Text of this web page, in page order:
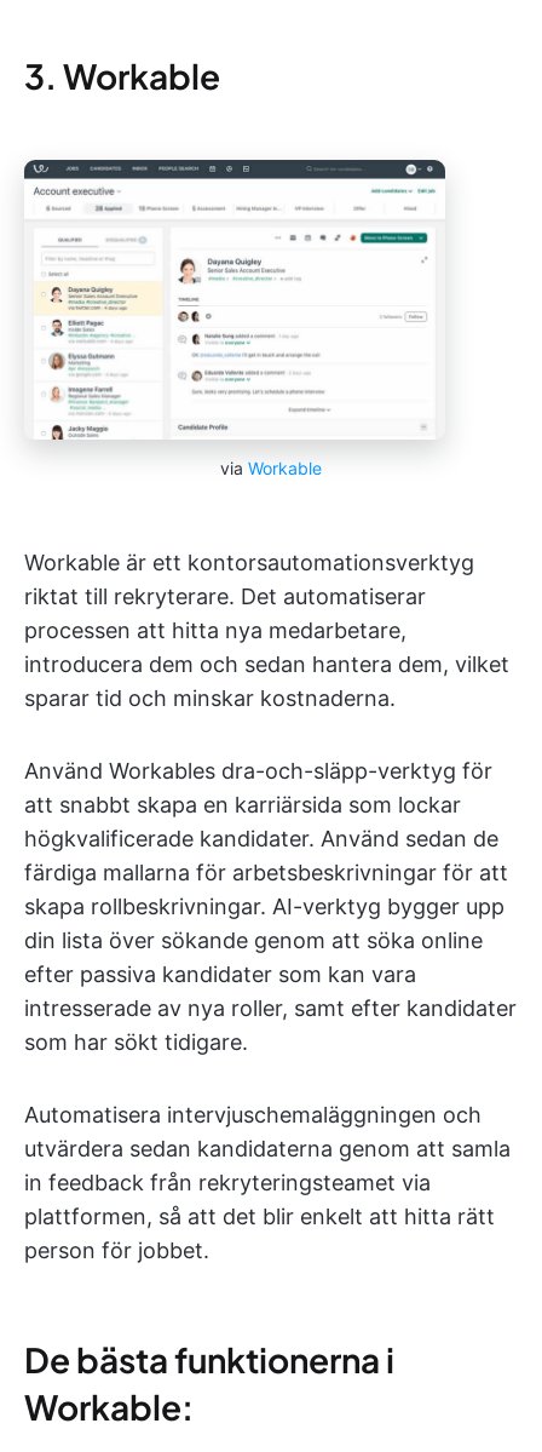
3. Workable
via Workable
Workable är ett kontorsautomationsverktyg
riktat till rekryterare. Det automatiserar
processen att hitta nya medarbetare,
introducera dem och sedan hantera dem, vilket
sparar tid och minskar kostnaderna.
Använd Workables dra-och-släpp-verktyg för
att snabbt skapa en karriärsida som lockar
högkvalificerade kandidater. Använd sedan de
färdiga mallarna för arbetsbeskrivningar för att
skapa rollbeskrivningar. AI-verktyg bygger upp
din lista över sökande genom att söka online
efter passiva kandidater som kan vara
intresserade av nya roller, samt efter kandidater
som har sökt tidigare.
Automatisera intervjuschemaläggningen och
utvärdera sedan kandidaterna genom att samla
in feedback från rekryteringsteamet via
plattformen, så att det blir enkelt att hitta rätt
person för jobbet.
De bästa funktionerna i
Workable: